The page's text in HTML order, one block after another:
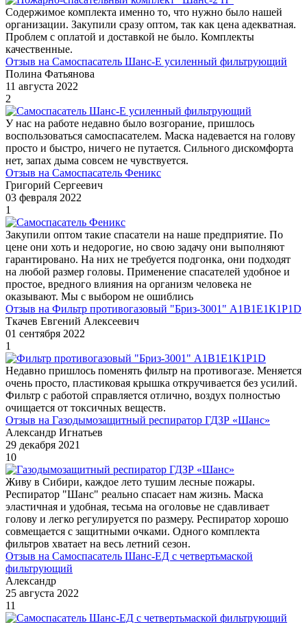
Содержимое комплекта именно то, что нужно было нашей
организации. Закупили сразу оптом, так как цена адекватная.
Проблем с оплатой и доставкой не было. Комплекты
качественные.
Отзыв на Самоспасатель Шанс-Е усиленный фильтрующий
Полина Фатьянова
11 августа 2022
2
У нас на работе недавно было возгорание, пришлось
воспользоваться самоспасателем. Маска надевается на голову
просто и быстро, ничего не путается. Сильного дискомфорта
нет, запах дыма совсем не чувствуется.
Отзыв на Самоспасатель Феникс
Григорий Сергеевич
03 февраля 2022
1
Закупили оптом такие спасатели на наше предприятие. По
цене они хоть и недорогие, но свою задачу они выполняют
гарантировано. На них не требуется подгонка, они подходят
на любой размер головы. Применение спасателей удобное и
простое, вредного влияния на организм человека не
оказывают. Мы с выбором не ошиблись
Отзыв на Фильтр противогазовый "Бриз-3001" А1В1Е1К1Р1D
Ткачев Евгений Алексеевич
01 сентября 2022
1
Недавно пришлось поменять фильтр на противогазе. Меняется
очень просто, пластиковая крышка откручивается без усилий.
Фильтр с работой справляется отлично, воздух полностью
очищается от токсичных веществ.
Отзыв на Газодымозащитный респиратор ГДЗР «Шанс»
Александр Игнатьев
29 декабря 2021
10
Живу в Сибири, каждое лето тушим лесные пожары.
Респиратор "Шанс" реально спасает нам жизнь. Маска
эластичная и удобная, тесьма на оголовье не сдавливает
голову и легко регулируется по размеру. Респиратор хорошо
совмещается с защитными очками. Одного комплекта
фильтров хватает на весь летний сезон.
Отзыв на Самоспасатель Шанс-ЕД с четвертьмаской
фильтрующий
Александр
25 августа 2022
11